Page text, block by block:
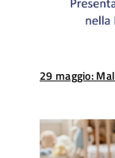
29 maggio: